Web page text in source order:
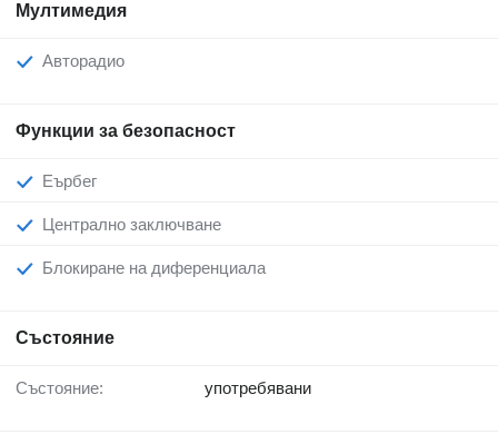
Мултимедия
Авторадио
Функции за безопасност
Еърбег
Централно заключване
Блокиране на диференциала
Състояние
Състояние: употребявани